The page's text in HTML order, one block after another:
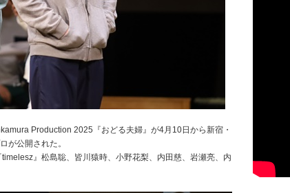
Production 2025『おどる夫婦』が4月10日から新宿・
が公開された。
』松島聡、皆川猿時、小野花梨、内田慈、岩瀬亮、内